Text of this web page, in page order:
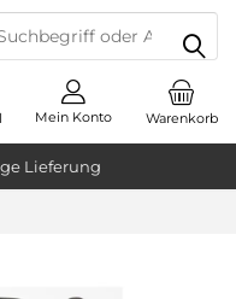
Lieferung
Warenkorb
Mein Konto